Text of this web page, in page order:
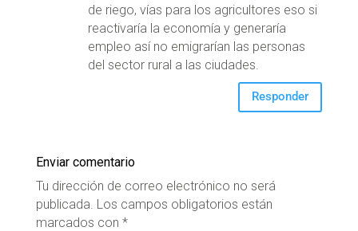
de riego, vías para los agricultores eso si
reactivaría la economía y generaría
empleo así no emigrarían las personas
del sector rural a las ciudades.
Responder
Enviar comentario
Tu dirección de correo electrónico no será
publicada. Los campos obligatorios están
marcados con *